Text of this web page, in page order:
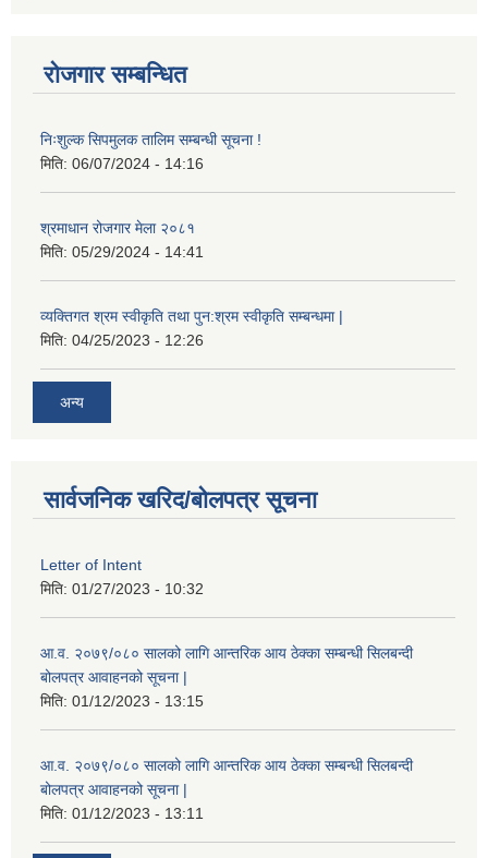
रोजगार सम्बन्धित
निःशुल्क सिपमुलक तालिम सम्बन्धी सूचना !
मिति: 06/07/2024 - 14:16
श्रमाधान रोजगार मेला २०८१
मिति: 05/29/2024 - 14:41
व्यक्तिगत श्रम स्वीकृति तथा पुन:श्रम स्वीकृति सम्बन्धमा |
मिति: 04/25/2023 - 12:26
अन्य
सार्वजनिक खरिद/बोलपत्र सूचना
Letter of Intent
मिति: 01/27/2023 - 10:32
आ.व. २०७९/०८० सालको लागि आन्तरिक आय ठेक्का सम्बन्धी सिलबन्दी
बोलपत्र आवाहनको सूचना |
मिति: 01/12/2023 - 13:15
आ.व. २०७९/०८० सालको लागि आन्तरिक आय ठेक्का सम्बन्धी सिलबन्दी
बोलपत्र आवाहनको सूचना |
मिति: 01/12/2023 - 13:11